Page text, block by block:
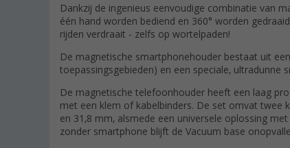
Dankzij de ingenieus eenvoudige combinatie van
één hand worden bediend en 360° worden
rijden verdraait - zelfs op wortelpaden!
De magnetische smartphonehouder bestaat uit
toepassingsgebieden) en een speciale,
De magnetische telefoonhouder heeft een laag
met een klem of kabelbinders. De set omvat twee
en 31,8 mm, alsmede een universele oplossing
zonder smartphone blijft de Vacuum base